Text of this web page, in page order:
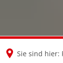
Sie sind hier: